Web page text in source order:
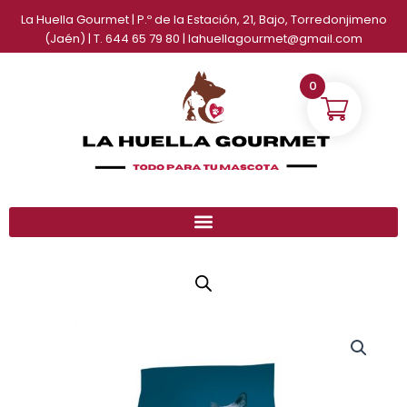
contenido
La Huella Gourmet | P.º de la Estación, 21, Bajo, Torredonjimeno
(Jaén) | T. 644 65 79 80 | lahuellagourmet@gmail.com
de
precios:
0